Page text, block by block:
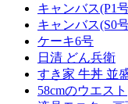
キャンバス(P1
キャンバス(S0
ケーキ6号
日清 どん兵衛
すき家 牛丼 並
58cmのウエスト